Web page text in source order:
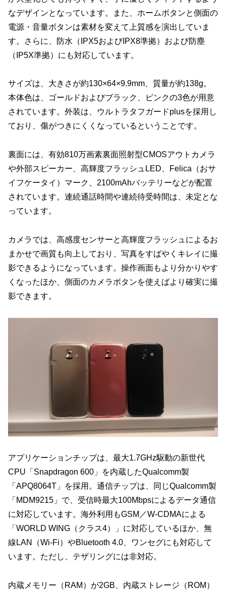
なデザインとなっています。また、ホームボタンと側面の
電源・音量ボタンは素材を変えて上質感を演出していま
す。さらに、防水（IPX5およびIPX8準拠）および防塵
（IP5X準拠）にも対応しています。
サイズは、大きさが約130×64×9.9mm、質量が約138g。
本体色は、ゴールドおよびブラック、ピンクの3色が用意
されています。外装は、ウルトラタフガードplusを採用し
ており、傷がつきにくくなっているということです。
裏面には、有効810万画素裏面照射型CMOSアウトカメラ
や外部スピーカー、高輝度フラッシュLED、Felica（おサ
イフケータイ）マーク、2100mAhバッテリーなどが配置
されています。連続通話時間や連続待受時間は、未定とな
っています。
カメラでは、高感度センサーと高輝度フラッシュによるお
まかせで画質も向上しており、写真をすばやくキレイに撮
影できるようになっています。操作画面もより分かりやす
くなったほか、側面のカメラボタンを使えばより確実に撮
影できます。
アプリケーションチップは、最大1.7GHz駆動の新世代
CPU「Snapdragon 600」を内蔵したQualcomm製
「APQ8064T」を採用。通信チップは、同じQualcomm製
「MDM9215」で、受信時最大100Mbpsによるデータ通信
に対応しています。海外利用もGSM／W-CDMAによる
「WORLD WING（クラス4）」に対応しているほか、無
線LAN（Wi-Fi）やBluetooth 4.0、ワンセグにも対応して
います。ただし、テザリングには非対応。
内蔵メモリー（RAM）が2GB、内蔵ストレージ（ROM）